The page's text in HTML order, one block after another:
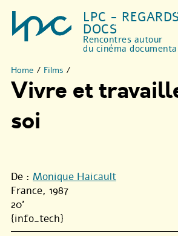
LPC -
DOCS
Rencontres autour
du cinéma
Home / Films /
Vivre et
soi
De : Monique Haicault
France, 1987
20'
{info_tech}